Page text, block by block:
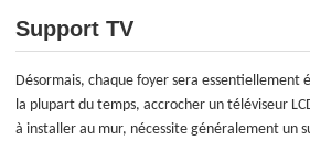
Support TV
Désormais, chaque foyer sera essentiellement
la plupart du temps, accrocher un téléviseur
à installer au mur, nécessite généralement un